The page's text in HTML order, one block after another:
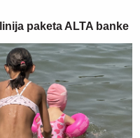
paketa ALTA banke